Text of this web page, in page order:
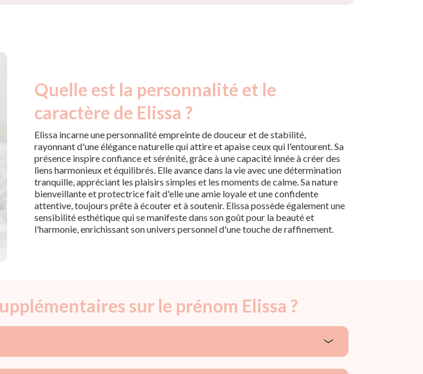
Quelle est la personnalité et le
caractère de Elissa ?
Elissa incarne une personnalité empreinte de douceur et de stabilité,
rayonnant d'une élégance naturelle qui attire et apaise ceux qui l'entourent. Sa
présence inspire confiance et sérénité, grâce à une capacité innée à créer des
liens harmonieux et équilibrés. Elle avance dans la vie avec une détermination
tranquille, appréciant les plaisirs simples et les moments de calme. Sa nature
bienveillante et protectrice fait d'elle une amie loyale et une confidente
attentive, toujours prête à écouter et à soutenir. Elissa possède également une
sensibilité esthétique qui se manifeste dans son goût pour la beauté et
l'harmonie, enrichissant son univers personnel d'une touche de raffinement.
sur le prénom Elissa ?